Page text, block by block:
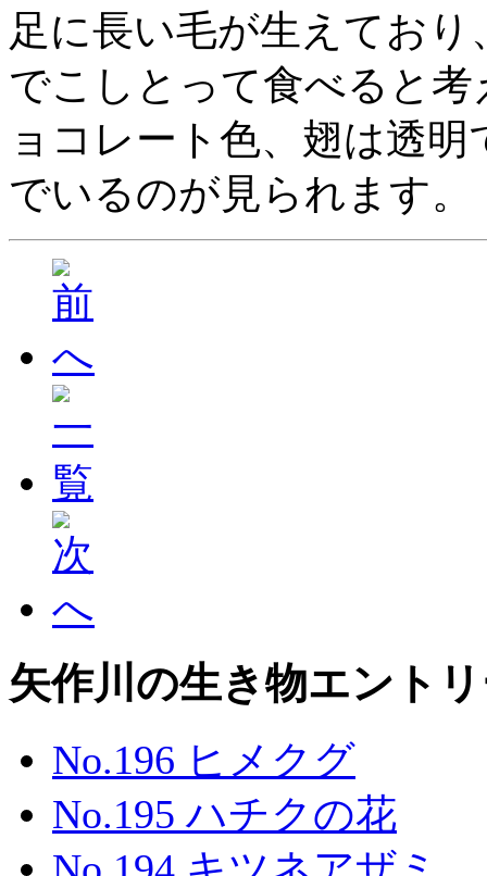
足に長い毛が生えてお
でこしとって食べると
ョコレート色、翅は透
でいるのが見られます。
矢作川の生き物エント
No.196 ヒメクグ
No.195 ハチクの花